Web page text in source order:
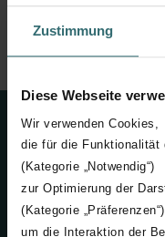
Zustimmung
Diese Webseite
Wir verwenden Cookies,
die für die Funktionalität
(Kategorie „Notwendig“)
zur Optimierung der
(Kategorie „Präferenzen“)
um die Interaktion der
ClimateSwitch
Contact
Neem contact met
+32 (0) 15 28 05 10